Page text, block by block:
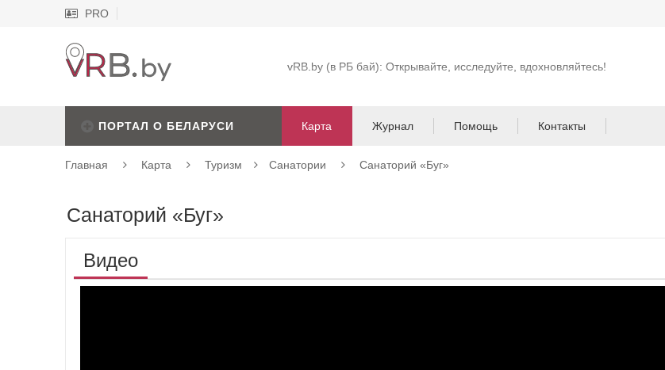
PRO
vRB.by (в РБ бай): Открывайте, исследуйте, вдохновляйтесь!
ПОРТАЛ О БЕЛАРУСИ Карта Журнал Помощь Контакты
Главная Карта Туризм Санатории Санаторий «Буг»
Санаторий «Буг»
Видео